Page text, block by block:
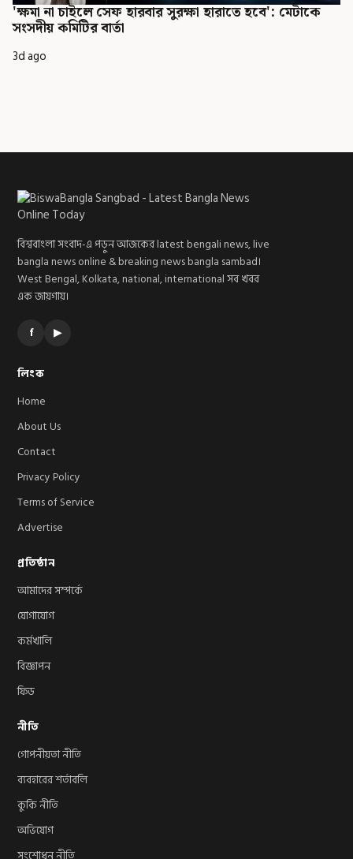
'ক্ষমা না চাইলে সেফ হারবার সুরক্ষা হারাতে হবে': মেটাকে
সংসদীয় কমিটির বার্তা
3d ago
বিশ্ববাংলা সংবাদ-এ পড়ুন আজকের latest bengali news, live
bangla news online & breaking news bangla sambad।
West Bengal, Kolkata, national, international সব খবর
এক জায়গায়।
f ▶
লিংক
Home
About Us
Contact
Privacy Policy
Terms of Service
Advertise
প্রতিষ্ঠান
আমাদের সম্পর্কে
যোগাযোগ
কর্মখালি
বিজ্ঞাপন
ফিড
নীতি
গোপনীয়তা নীতি
ব্যবহারের শর্তাবলি
কুকি নীতি
অভিযোগ